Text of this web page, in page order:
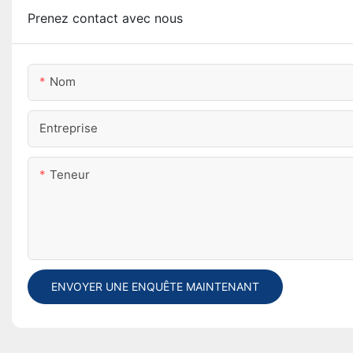
Prenez contact avec nous
Nom
Entreprise
Teneur
ENVOYER UNE ENQUÊTE MAINTENANT